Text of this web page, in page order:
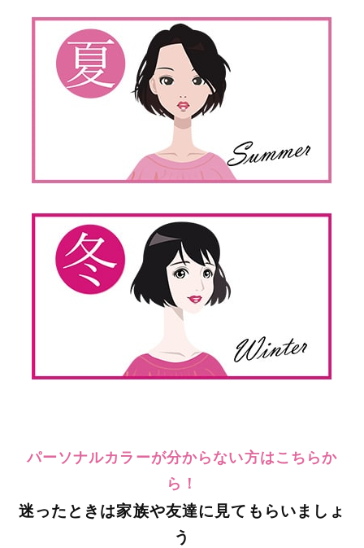
パーソナルカラーが分からない方はこちらか
ら！
迷ったときは家族や友達に見てもらいましょ
う